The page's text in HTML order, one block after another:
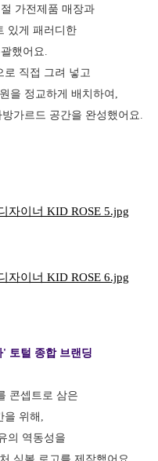
가전제품 매장과
있게 패러디한
했어요.
로 직접 그려 넣고
을 정교하게 배치하여,
가르드 공간을 완성했어요.
토털 종합 브랜딩
콘셉트로 삼은
을 위해,
의 역동성을